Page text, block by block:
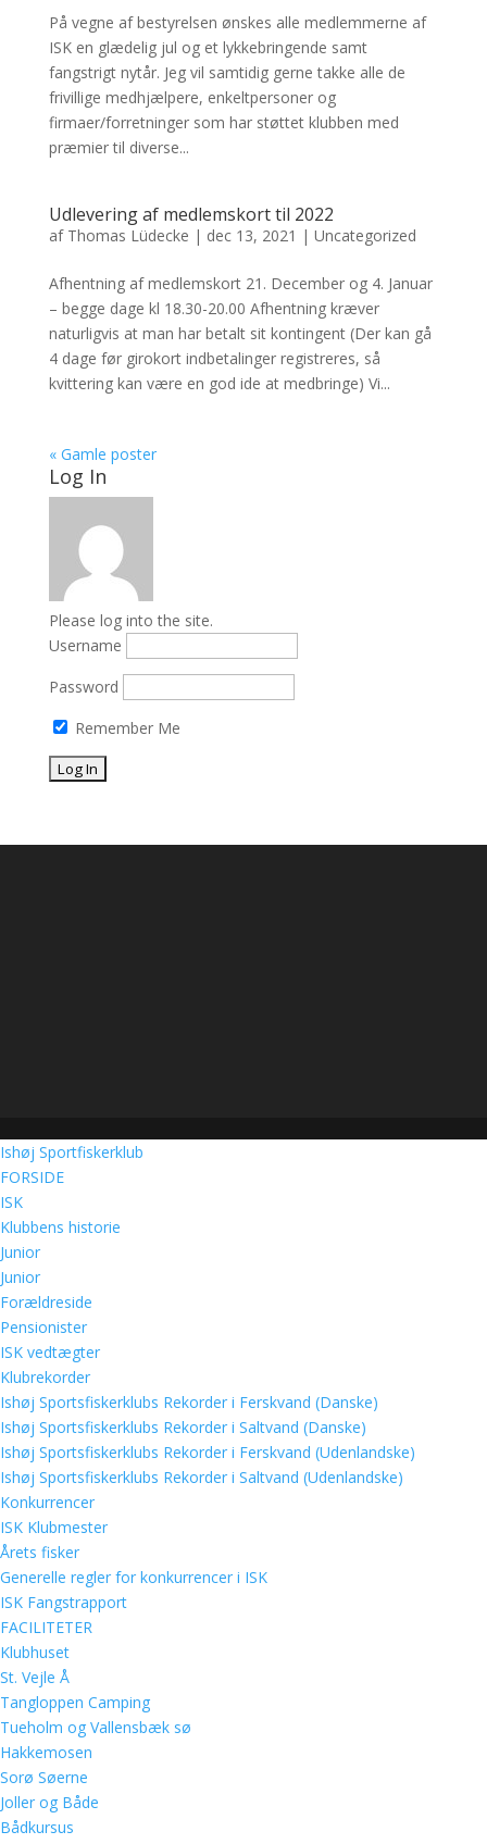
På vegne af bestyrelsen ønskes alle medlemmerne af
ISK en glædelig jul og et lykkebringende samt
fangstrigt nytår. Jeg vil samtidig gerne takke alle de
frivillige medhjælpere, enkeltpersoner og
firmaer/forretninger som har støttet klubben med
præmier til diverse...
Udlevering af medlemskort til 2022
af Thomas Lüdecke | dec 13, 2021 | Uncategorized
Afhentning af medlemskort 21. December og 4. Januar
– begge dage kl 18.30-20.00 Afhentning kræver
naturligvis at man har betalt sit kontingent (Der kan gå
4 dage før girokort indbetalinger registreres, så
kvittering kan være en god ide at medbringe) Vi...
« Gamle poster
Log In
Please log into the site.
Username
Password
Remember Me
Ishøj Sportfiskerklub
FORSIDE
ISK
Klubbens historie
Junior
Junior
Forældreside
Pensionister
ISK vedtægter
Klubrekorder
Ishøj Sportsfiskerklubs Rekorder i Ferskvand (Danske)
Ishøj Sportsfiskerklubs Rekorder i Saltvand (Danske)
Ishøj Sportsfiskerklubs Rekorder i Ferskvand (Udenlandske)
Ishøj Sportsfiskerklubs Rekorder i Saltvand (Udenlandske)
Konkurrencer
ISK Klubmester
Årets fisker
Generelle regler for konkurrencer i ISK
ISK Fangstrapport
FACILITETER
Klubhuset
St. Vejle Å
Tangloppen Camping
Tueholm og Vallensbæk sø
Hakkemosen
Sorø Søerne
Joller og Både
Bådkursus